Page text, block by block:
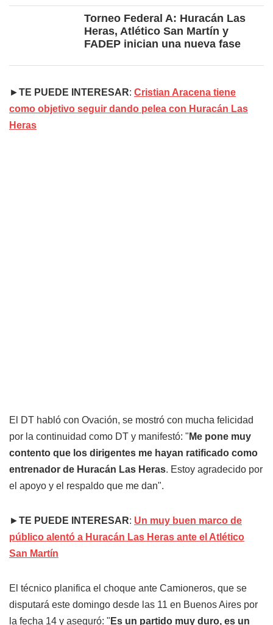
Torneo Federal A: Huracán Las
Heras, Atlético San Martín y
FADEP inician una nueva fase
►TE PUEDE INTERESAR: Cristian Aracena tiene
como objetivo seguir dando pelea con Huracán Las
Heras
El DT habló con Ovación, se mostró con mucha felicidad
por la continuidad como DT y manifestó: " Me pone muy
contento que los dirigentes me hayan ratificado como
entrenador de Huracán Las Heras. Estoy agradecido por
el apoyo y el respaldo que me dan".
►TE PUEDE INTERESAR: Un muy buen marco de
público alentó a Huracán Las Heras ante el Atlético
San Martín
El técnico planifica el choque ante Camioneros, que se
disputará este domingo desde las 11 en Buenos Aires por
la fecha 14 y aseguró: " Es un partido muy duro, es un